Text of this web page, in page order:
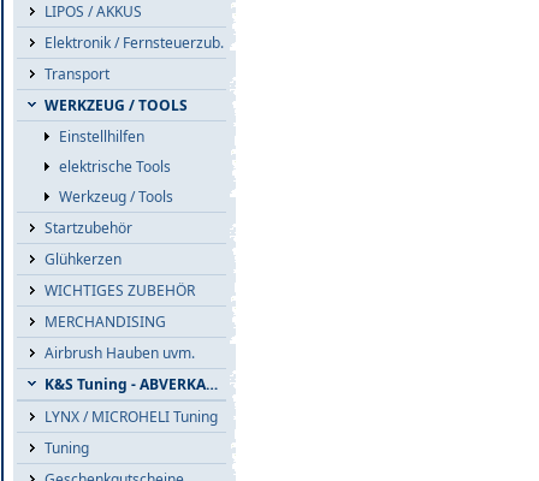
LIPOS / AKKUS
Elektronik / Fernsteuerzub.
Transport
WERKZEUG / TOOLS
Einstellhilfen
elektrische Tools
Werkzeug / Tools
Startzubehör
Glühkerzen
WICHTIGES ZUBEHÖR
MERCHANDISING
Airbrush Hauben uvm.
K&S Tuning - ABVERKAUF
LYNX / MICROHELI Tuning
Tuning